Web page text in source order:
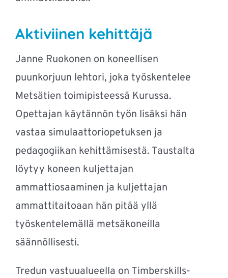
Aktiviinen kehittäjä
Janne Ruokonen on koneellisen
puunkorjuun lehtori, joka työskentelee
Metsätien toimipisteessä Kurussa.
Opettajan käytännön työn lisäksi hän
vastaa simulaattoriopetuksen ja
pedagogiikan kehittämisestä. Taustalta
löytyy koneen kuljettajan
ammattiosaaminen ja kuljettajan
ammattitaitoaan hän pitää yllä
työskentelemällä metsäkoneilla
säännöllisesti.
Tredun vastuualueella on Timberskills-